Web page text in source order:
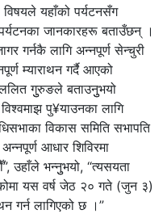
विषयले यहाँको पर्यटनसँग
जानकारहरू बताउँछन् ।
गर्नकै लागि अन्नपूर्ण सेन्चुरी
म्याराथन गर्दै आएको
गुुरुङले बताउनुुभयो
विश्वमाझ पु¥याउनका लागि
विकास समिति सभापति
आधार शिविरमा
उहाँले भन्नुुभयो, “त्यसयता
यस वर्ष जेठ २० गते (जुन ३)
गर्न लागिएको छ ।”